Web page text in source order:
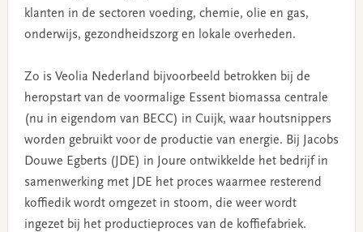
klanten in de sectoren voeding, chemie, olie en gas,
onderwijs, gezondheidszorg en lokale overheden.
Zo is Veolia Nederland bijvoorbeeld betrokken bij de
heropstart van de voormalige Essent biomassa centrale
(nu in eigendom van BECC) in Cuijk, waar houtsnippers
worden gebruikt voor de productie van energie. Bij Jacobs
Douwe Egberts (JDE) in Joure ontwikkelde het bedrijf in
samenwerking met JDE het proces waarmee resterend
koffiedik wordt omgezet in stoom, die weer wordt
ingezet bij het productieproces van de koffiefabriek.